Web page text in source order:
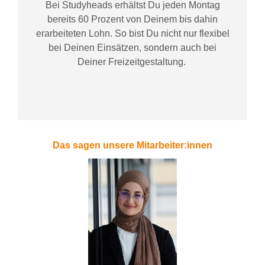
Bei Studyheadserhältst Du jeden Montag
bereits 60 Prozent von Deinem bis dahin
erarbeiteten Lohn. So bist Du nicht nur flexibel
bei Deinen Einsätzen, sondern auch bei
DeinerFreizeitgestaltung.
Das sagen unsere Mitarbeiter:innen